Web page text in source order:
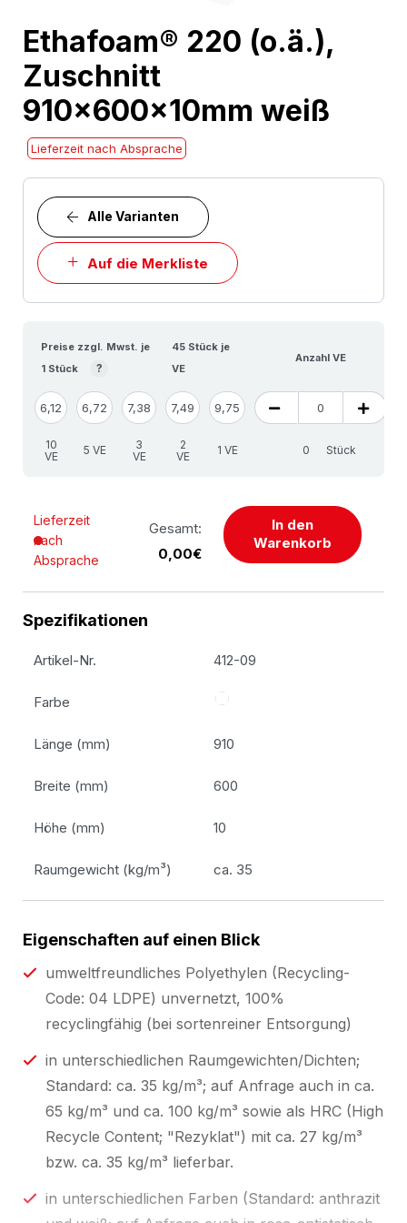
to
the
of
the
gallery
Ethafoam® 220 (o.ä.),
Zuschnitt
910x600x10mm weiß
Lieferzeit nach Absprache
Auf die Merkliste
Alle Varianten
Preise zzgl. Mwst. je
1 Stück
?
45 Stück je
VE
Anzahl VE
6,12 6,72 7,38 7,49 9,75
10
VE
5 VE
3
VE
2
VE
1 VE Stück
Lieferzeit
nach
Absprache
Gesamt:
0,00€
In den
Warenkorb
Spezifikationen
Artikel-Nr. 412-09
Farbe
Länge (mm) 910
Breite (mm) 600
Höhe (mm) 10
Raumgewicht (kg/m³) ca. 35
Eigenschaften auf einen Blick
umweltfreundliches Polyethylen (Recycling-
Code: 04 LDPE) unvernetzt, 100%
recyclingfähig (bei sortenreiner Entsorgung)
in unterschiedlichen Raumgewichten/Dichten;
Standard: ca. 35 kg/m³; auf Anfrage auch in ca.
65 kg/m³ und ca. 100 kg/m³ sowie als HRC (High
Recycle Content; "Rezyklat") mit ca. 27 kg/m³
bzw. ca. 35 kg/m³ lieferbar.
in unterschiedlichen Farben (Standard: anthrazit